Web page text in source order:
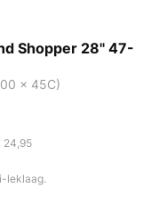
Shopper 28" 47-
x 45C)
24,95
leklaag.